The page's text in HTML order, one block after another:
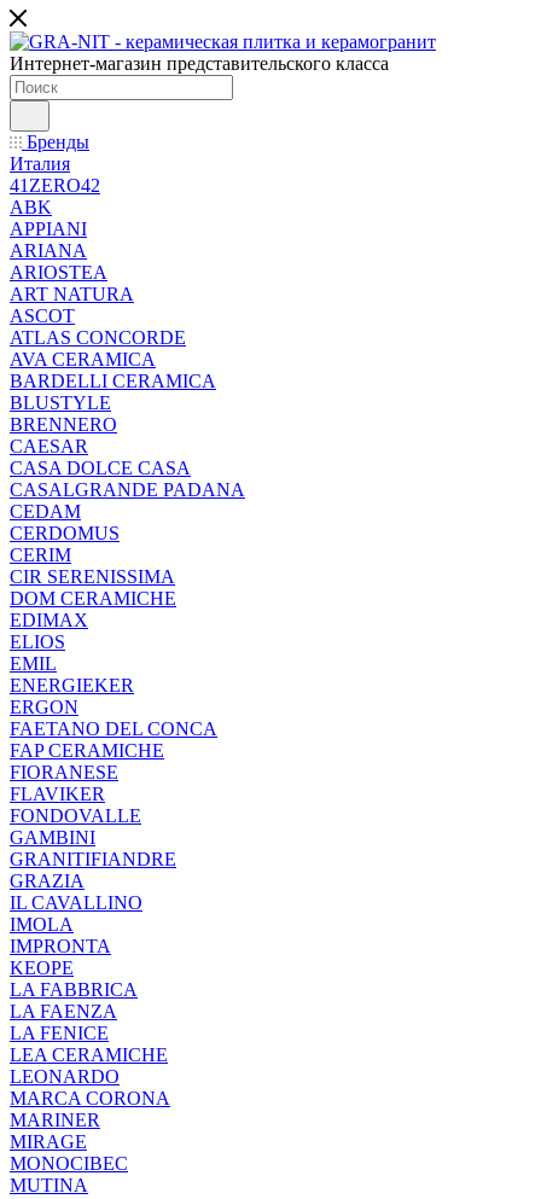
Интернет-магазин представительского класса
Бренды
Италия
41ZERO42
ABK
APPIANI
ARIANA
ARIOSTEA
ART NATURA
ASCOT
ATLAS CONCORDE
AVA CERAMICA
BARDELLI CERAMICA
BLUSTYLE
BRENNERO
CAESAR
CASA DOLCE CASA
CASALGRANDE PADANA
CEDAM
CERDOMUS
CERIM
CIR SERENISSIMA
DOM CERAMICHE
EDIMAX
ELIOS
EMIL
ENERGIEKER
ERGON
FAETANO DEL CONCA
FAP CERAMICHE
FIORANESE
FLAVIKER
FONDOVALLE
GAMBINI
GRANITIFIANDRE
GRAZIA
IL CAVALLINO
IMOLA
IMPRONTA
KEOPE
LA FABBRICA
LA FAENZA
LA FENICE
LEA CERAMICHE
LEONARDO
MARCA CORONA
MARINER
MIRAGE
MONOCIBEC
MUTINA